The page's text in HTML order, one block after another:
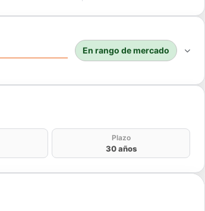
En rango de mercado
Plazo
30 años